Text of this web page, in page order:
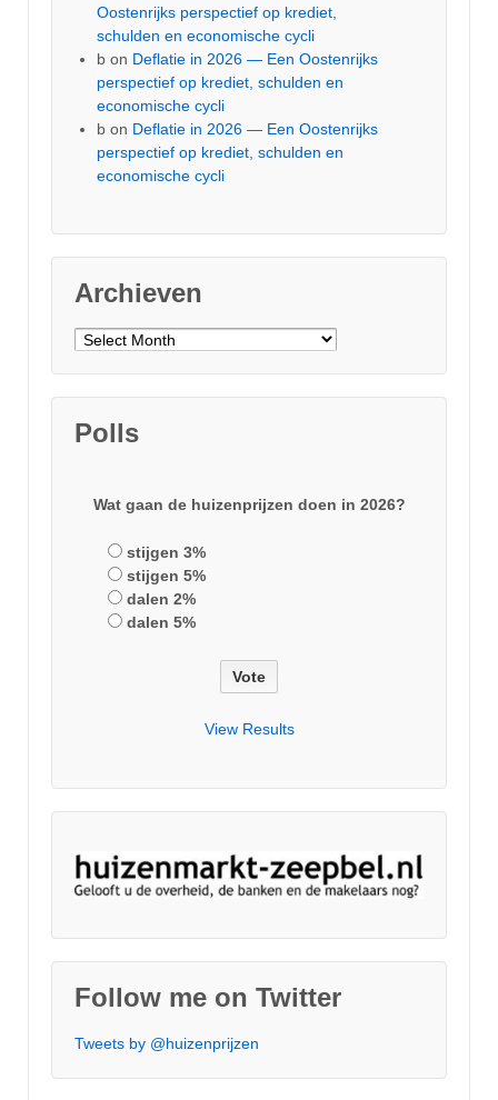
Oostenrijks perspectief op krediet,
schulden en economische cycli
b on Deflatie in 2026 — Een Oostenrijks
perspectief op krediet, schulden en
economische cycli
b on Deflatie in 2026 — Een Oostenrijks
perspectief op krediet, schulden en
economische cycli
Archieven
Archieven
Polls
Wat gaan de huizenprijzen doen in 2026?
stijgen 3%
stijgen 5%
dalen 2%
dalen 5%
View Results
Follow me on Twitter
Tweets by @huizenprijzen